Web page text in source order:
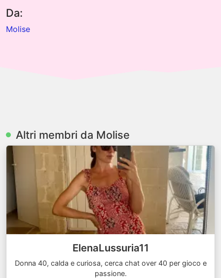
Da:
Molise
Altri membri da Molise
ElenaLussuria11
Donna 40, calda e curiosa, cerca chat over 40 per gioco e
passione.